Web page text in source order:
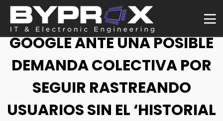
NOTICIA
GOOGLE ANTE UNA POSIBLE
DEMANDA COLECTIVA POR
SEGUIR RASTREANDO
USUARIOS SIN EL ‘HISTORIAL